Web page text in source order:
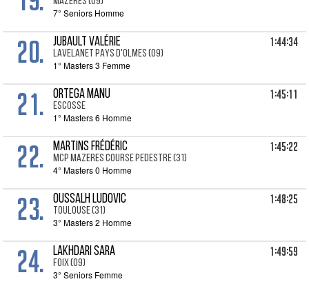
7° Seniors Homme
20. JUBAULT Valérie
LAVELANET PAYS D'OLMES (09)
1° Masters 3 Femme
1:44:34
21. ORTEGA Manu
ESCOSSE
1° Masters 6 Homme
1:45:11
22. MARTINS Frédéric
MCP MAZERES COURSE PEDESTRE (31)
4° Masters 0 Homme
1:45:22
23. OUSSALH Ludovic
TOULOUSE (31)
3° Masters 2 Homme
1:48:25
24. LAKHDARI Sara
FOIX (09)
3° Seniors Femme
1:49:59